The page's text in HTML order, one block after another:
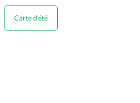
Carte d'été